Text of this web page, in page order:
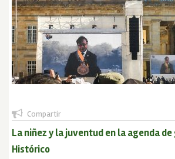
Compartir
La niñez y la juventud en la agenda
Histórico